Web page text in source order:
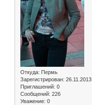
Откуда: Пермь
Зарегистрирован: 26.11.2013
Приглашений: 0
Сообщений: 226
Уважение: 0